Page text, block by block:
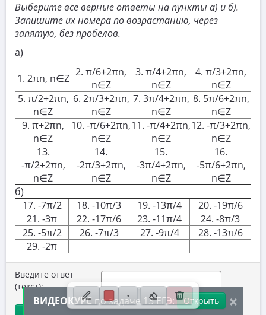
8. Производная
9. Задачи прикладного содержания
10. Текстовые задачи
11. Графики функций
12. Исследование функций
13. Сложные уравнения
14. Стереометрия
15. Неравенства
16. Экономические задачи
17. Планиметрия
18. Параметры
19. Числа и их свойства
Выберите все верные ответы на пункты а) и б).
Запишите их номера по возрастанию, через
запятую, без пробелов.
а)
1. 2πn, n∈Z 2. π/6+2πn,
n∈Z
3. π/4+2πn,
n∈Z
4. π/3+2πn,
n∈Z
5. π/2+2πn,
n∈Z
6. 2π/3+2πn,
n∈Z
7. 3π/4+2πn,
n∈Z
8. 5π/6+2πn,
n∈Z
9. π+2πn,
n∈Z
10. -π/6+2πn,
n∈Z
11. -π/4+2πn,
n∈Z
12. -π/3+2πn,
n∈Z
13.
-π/2+2πn,
n∈Z
14.
-2π/3+2πn,
n∈Z
15.
-3π/4+2πn,
n∈Z
16.
-5π/6+2πn,
n∈Z
б)
17. -7π/2
18. -10π/3 19. -13π/4
20. -19π/6
21. -3π
22. -17π/6 23. -11π/4
24. -8π/3
25. -5π/2
26. -7π/3 27. -9π/4
28. -13π/6
29. -2π
Введите ответ
(текст):
×
ВИДЕОКУРС по задаче 13 ЕГЭ: Открыть